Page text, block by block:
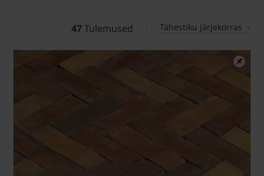
47Tulemused Tähestiku järjekorras